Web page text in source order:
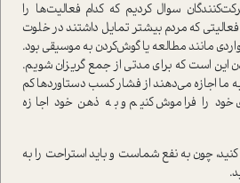
سوال کردیم که کدام فعالیت‌ها را
که مردم بیشتر تمایل داشتند در خلوت
مانند مطالعه یا گوش‌کردن به موسیقی بود.
این است که برای مدتی از جمع گریزان شویم.
اجازه می‌دهند از فشار کسب دستاوردها کم
خود را فراموش کنیم و به ذهن خود اجازه
چون به نفع شماست و باید استراحت را به